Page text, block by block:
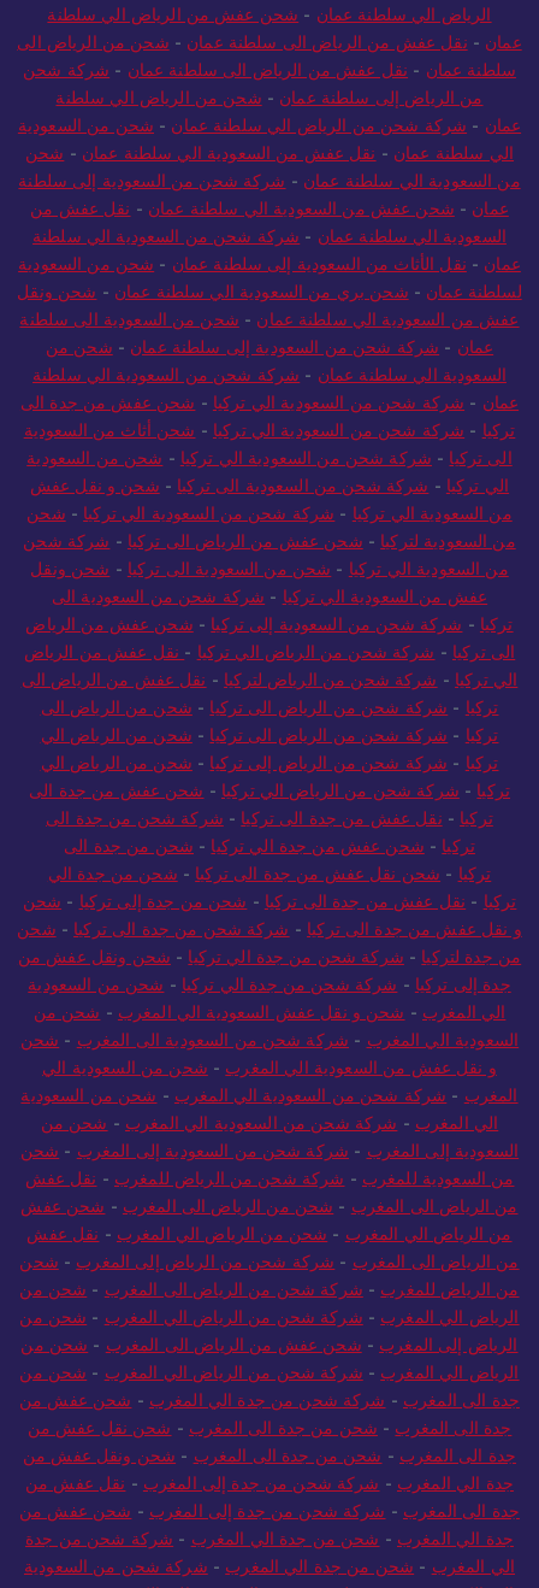
الرياض الي سلطنة عمان - شحن عفش من الرياض الي سلطنة
عمان - نقل عفش من الرياض الى سلطنة عمان - شحن من الرياض الى
سلطنة عمان - نقل عفش من الرياض الى سلطنة عمان - شركة شحن
من الرياض إلى سلطنة عمان - شحن من الرياض الي سلطنة
عمان - شركة شحن من الرياض الي سلطنة عمان - شحن من السعودية
الي سلطنة عمان - نقل عفش من السعودية الي سلطنة عمان - شحن
من السعودية الي سلطنة عمان - شركة شحن من السعودية إلى سلطنة
عمان - شحن عفش من السعودية الي سلطنة عمان - نقل عفش من
السعودية الي سلطنة عمان - شركة شحن من السعودية الي سلطنة
عمان - نقل الأثاث من السعودية إلى سلطنة عمان - شحن من السعودية
لسلطنة عمان - شحن بري من السعودية الي سلطنة عمان - شحن ونقل
عفش من السعودية الي سلطنة عمان - شحن من السعودية الى سلطنة
عمان - شركة شحن من السعودية إلى سلطنة عمان - شحن من
السعودية الي سلطنة عمان - شركة شحن من السعودية الي سلطنة
عمان - شركة شحن من السعودية الي تركيا - شحن عفش من جدة الى
تركيا - شركة شحن من السعودية الي تركيا - شحن أثاث من السعودية
الى تركيا - شركة شحن من السعودية الي تركيا - شحن من السعودية
الي تركيا - شركة شحن من السعودية الى تركيا - شحن و نقل عفش
من السعودية الي تركيا - شركة شحن من السعودية الي تركيا - شحن
من السعودية لتركيا - شحن عفش من الرياض الى تركيا - شركة شحن
من السعودية الي تركيا - شحن من السعودية الى تركيا - شحن ونقل
عفش من السعودية الي تركيا - شركة شحن من السعودية الى
تركيا - شركة شحن من السعودية إلى تركيا - شحن عفش من الرياض
الى تركيا - شركة شحن من الرياض الي تركيا - نقل عفش من الرياض
الي تركيا - شركة شحن من الرياض لتركيا - نقل عفش من الرياض الى
تركيا - شركة شحن من الرياض الى تركيا - شحن من الرياض الى
تركيا - شركة شحن من الرياض الى تركيا - شحن من الرياض الي
تركيا - شركة شحن من الرياض إلى تركيا - شحن من الرياض الي
تركيا - شركة شحن من الرياض الي تركيا - شحن عفش من جدة الى
تركيا - نقل عفش من جدة الى تركيا - شركة شحن من جدة الى
تركيا - شحن عفش من جدة الي تركيا - شحن من جدة الى
تركيا - شحن نقل عفش من جدة الى تركيا - شحن من جدة الي
تركيا - نقل عفش من جدة الى تركيا - شحن من جدة إلى تركيا - شحن
و نقل عفش من جدة الى تركيا - شركة شحن من جدة الى تركيا - شحن
من جدة لتركيا - شركة شحن من جدة الي تركيا - شحن ونقل عفش من
جدة إلى تركيا - شركة شحن من جدة الي تركيا - شحن من السعودية
الي المغرب - شحن و نقل عفش السعودية الي المغرب - شحن من
السعودية الي المغرب - شركة شحن من السعودية الى المغرب - شحن
و نقل عفش من السعودية الي المغرب - شحن من السعودية الي
المغرب - شركة شحن من السعودية الي المغرب - شحن من السعودية
الي المغرب - شركة شحن من السعودية الي المغرب - شحن من
السعودية إلى المغرب - شركة شحن من السعودية إلى المغرب - شحن
من السعودية للمغرب - شركة شحن من الرياض للمغرب - نقل عفش
من الرياض الى المغرب - شحن من الرياض الى المغرب - شحن عفش
من الرياض الي المغرب - شحن من الرياض الي المغرب - نقل عفش
من الرياض الى المغرب - شركة شحن من الرياض إلى المغرب - شحن
من الرياض للمغرب - شركة شحن من الرياض الى المغرب - شحن من
الرياض الي المغرب - شركة شحن من الرياض الي المغرب - شحن من
الرياض إلى المغرب - شحن عفش من الرياض الى المغرب - شحن من
الرياض الي المغرب - شركة شحن من الرياض الي المغرب - شحن من
جدة الى المغرب - شركة شحن من جدة الي المغرب - شحن عفش من
جدة الى المغرب - شحن من جدة الى المغرب - شحن نقل عفش من
جدة الى المغرب - شحن من جدة الى المغرب - شحن ونقل عفش من
جدة الي المغرب - شركة شحن من جدة إلى المغرب - نقل عفش من
جدة الى المغرب - شركة شحن من جدة إلى المغرب - شحن عفش من
جدة الي المغرب - شحن من جدة الي المغرب - شركة شحن من جدة
الي المغرب - شحن من جدة الي المغرب - شركة شحن من السعودية